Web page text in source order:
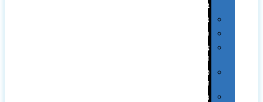
בפחית
נסיעות
ספורט
על
השולחן…
פינוק
וספא
מזוודות